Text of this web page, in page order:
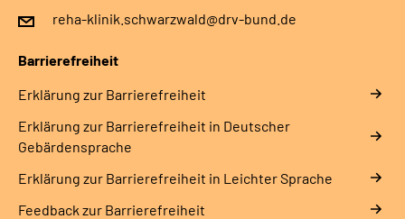
reha-klinik.schwarzwald@drv-bund.de
Barrierefreiheit
Erklärung zur Barrierefreiheit
Erklärung zur Barrierefreiheit in Deutscher
Gebärdensprache
Erklärung zur Barrierefreiheit in Leichter Sprache
Feedback zur Barrierefreiheit